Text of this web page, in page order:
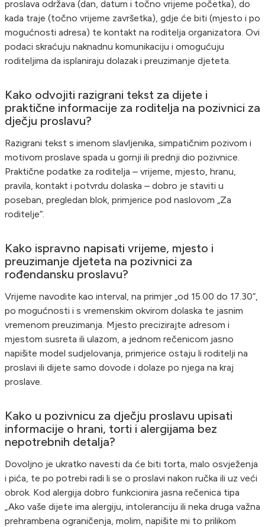
proslava održava (dan, datum i točno vrijeme početka), do
kada traje (točno vrijeme završetka), gdje će biti (mjesto i po
mogućnosti adresa) te kontakt na roditelja organizatora. Ovi
podaci skraćuju naknadnu komunikaciju i omogućuju
roditeljima da isplaniraju dolazak i preuzimanje djeteta.
Kako odvojiti razigrani tekst za dijete i
praktične informacije za roditelja na pozivnici za
dječju proslavu?
Razigrani tekst s imenom slavljenika, simpatičnim pozivom i
motivom proslave spada u gornji ili prednji dio pozivnice.
Praktične podatke za roditelja – vrijeme, mjesto, hranu,
pravila, kontakt i potvrdu dolaska – dobro je staviti u
poseban, pregledan blok, primjerice pod naslovom „Za
roditelje“.
Kako ispravno napisati vrijeme, mjesto i
preuzimanje djeteta na pozivnici za
rođendansku proslavu?
Vrijeme navodite kao interval, na primjer „od 15.00 do 17.30“,
po mogućnosti i s vremenskim okvirom dolaska te jasnim
vremenom preuzimanja. Mjesto precizirajte adresom i
mjestom susreta ili ulazom, a jednom rečenicom jasno
napišite model sudjelovanja, primjerice ostaju li roditelji na
proslavi ili dijete samo dovode i dolaze po njega na kraj
proslave.
Kako u pozivnicu za dječju proslavu upisati
informacije o hrani, torti i alergijama bez
nepotrebnih detalja?
Dovoljno je ukratko navesti da će biti torta, malo osvježenja
i pića, te po potrebi radi li se o proslavi nakon ručka ili uz veći
obrok. Kod alergija dobro funkcionira jasna rečenica tipa
„Ako vaše dijete ima alergiju, intoleranciju ili neka druga važna
prehrambena ograničenja, molim, napišite mi to prilikom